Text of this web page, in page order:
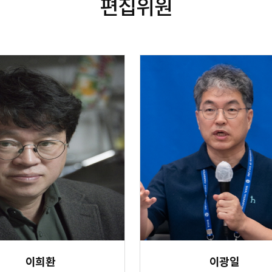
편집위원
이희환 이광일